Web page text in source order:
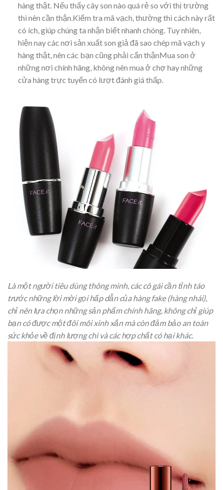
hàng thật. Nếu thấy cây son nào quá rẻ so với thị trường
thì nên cần thận.Kiểm tra mã vạch, thường thì cách này rất
có ích, giúp chúng ta nhận biết nhanh chóng. Tuy nhiên,
hiện nay các nơi sản xuất son giả đã sao chép mã vạch y
hàng thật, nên các bạn cũng phải cẩn thậnMua son ở
những nơi chính hãng, không nên mua ở chợ hay những
cửa hàng trực tuyến có lượt đánh giá thấp.
Là một người tiêu dùng thông minh, các cô gái cần tỉnh táo
trước những lời mời gọi hấp dẫn của hàng fake (hàng nhái),
chỉ nên lựa chọn những sản phẩm chính hãng, không chỉ giúp
bạn có được một đôi môi xinh xắn mà còn đảm bảo an toàn
sức khỏe về định lượng chì và các hợp chất có hại khác.